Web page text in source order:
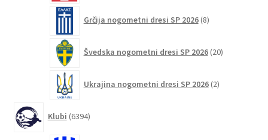
Grčija nogometni dresi SP 2026 8izdelkov
Švedska nogometni dresi SP 2026 20izdelkov
Ukrajina nogometni dresi SP 2026 2izdelka
Klubi 6394izdelkov